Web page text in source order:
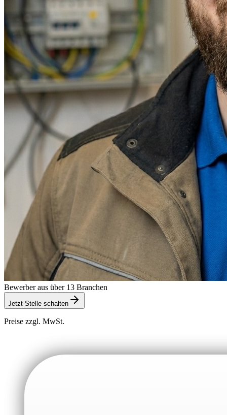
Bewerber aus über 13 Branchen
Jetzt Stelle schalten
Preise zzgl. MwSt.